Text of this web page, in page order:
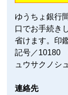
ゆうちょ銀行
口でお手続き
省けます。印
記号／10180
ュウサクノシ
連絡先